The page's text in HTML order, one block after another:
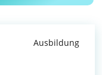
Ausbildung